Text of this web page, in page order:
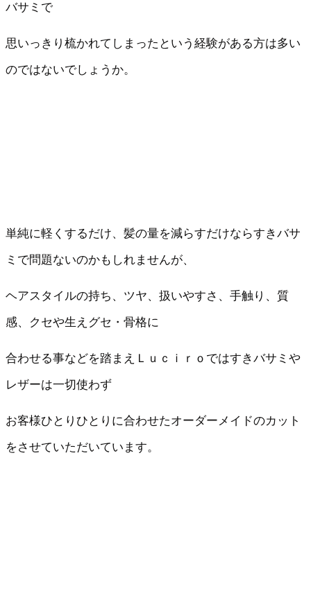
バサミで
思いっきり梳かれてしまったという経験がある方は多い
のではないでしょうか。
単純に軽くするだけ、髪の量を減らすだけならすきバサ
ミで問題ないのかもしれませんが、
ヘアスタイルの持ち、ツヤ、扱いやすさ、手触り、質
感、クセや生えグセ・骨格に
合わせる事などを踏まえＬｕｃｉｒｏではすきバサミや
レザーは一切使わず
お客様ひとりひとりに合わせたオーダーメイドのカット
をさせていただいています。